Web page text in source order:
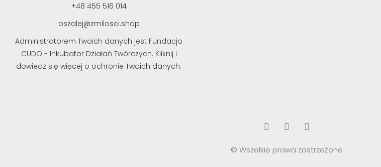
+48 455 516 014
oszalej@zmilosci.shop
Administratorem Twoich danych jest Fundacjo
CUDO - Inkubator Działań Twórczych. Kliknij i
dowiedz się więcej o ochronie Twoich danych.
© Wszelkie prawa zastrzeżone